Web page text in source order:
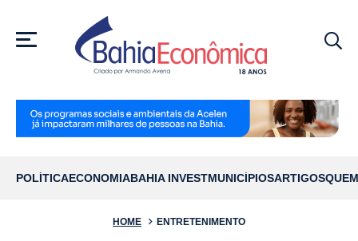
MENU
POLÍTICAECONOMIABAHIA INVESTMUNICÍPIOSARTIGOS
HOME ENTRETENIMENTO